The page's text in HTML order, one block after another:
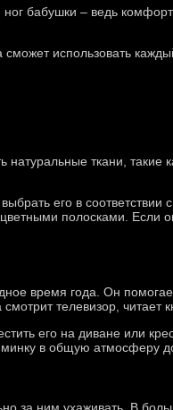
бабушки – ведь
использовать
ткани,
его в соответствии
полосками. Если
время года. Он
телевизор, читает
его на диване или
в общую атмосферу